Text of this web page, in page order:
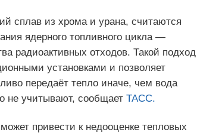
сплав из хрома и урана, считаются
ядерного топливного цикла —
радиоактивных отходов. Такой подход
установками и позволяет
передаёт тепло иначе, чем вода
не учитывают, сообщает ТАСС.
привести к недооценке тепловых